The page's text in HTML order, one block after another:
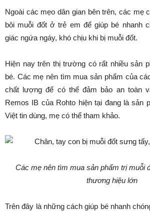
Ngoài các mẹo dân gian bên trên, các mẹ
bôi muỗi đốt ở trẻ em để giúp bé nhanh
giác ngứa ngáy, khó chịu khi bị muỗi đốt.
Hiện nay trên thị trường có rất nhiều sản
bé. Các mẹ nên tìm mua sản phẩm của
chất lượng để có thể đảm bảo an toàn
Remos IB của Rohto hiện tại đang là sản
Việt tin dùng, mẹ có thể tham khảo.
Các mẹ nên tìm mua sản phẩm trị muỗi
thương hiệu lớn
Trên đây là những cách giúp bé nhanh